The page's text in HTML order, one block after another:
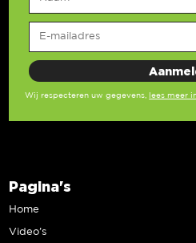
Wij respecteren uw gegevens, lees meer
Pagina's
Home
Video’s